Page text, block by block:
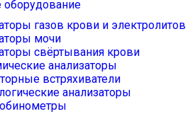
оборудование
газов крови и электролитов
мочи
свёртывания крови
анализаторы
встряхиватели
анализаторы